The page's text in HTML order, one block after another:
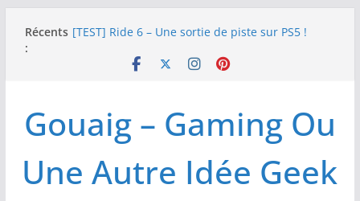
Récents
:
[TEST] Ride 6 – Une sortie de piste sur PS5 !
NEOGEO AES+ : La légende de l’arcade est de
SWITCH 2 : Nouveaux accessoires Turtle Beach X
Gouaig – Gaming Ou
Une Autre Idée Geek